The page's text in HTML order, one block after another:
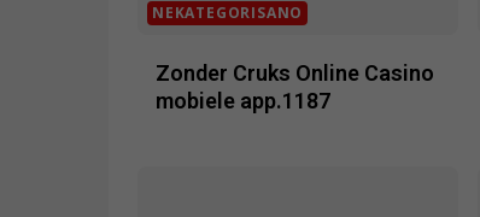
NEKATEGORISANO
Zonder Cruks Online Casino
mobiele app.1187